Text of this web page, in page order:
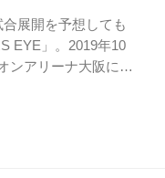
展開を予想しても
EYE」。2019年10
ンアリーナ大阪にて
8名と北岡悟が予想
にも、自身の